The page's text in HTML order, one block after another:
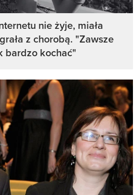
nie żyje, miała
z chorobą. "Zawsze
bardzo kochać"